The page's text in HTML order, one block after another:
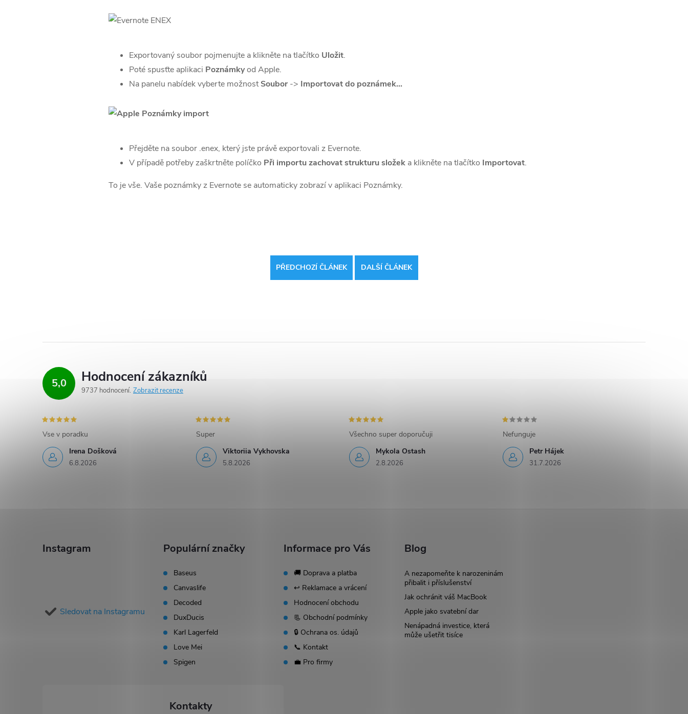
Exportovaný soubor pojmenujte a klikněte na tlačítko Uložit.
Poté spusťte aplikaci Poznámkyod Apple.
Na panelu nabídek vyberte možnostSoubor-> Importovat do poznámek...
Přejděte na soubor .enex, který jste právě exportovali z Evernote.
V případě potřeby zaškrtněte políčko Při importu zachovat strukturu složeka klikněte na tlačítko Importovat.
To je vše. Vaše poznámky z Evernote se automaticky zobrazí v aplikaci Poznámky.
PŘEDCHOZÍ ČLÁNEK DALŠÍ ČLÁNEK
5,0 Hodnocení zákazníků
9737 hodnocení Zobrazit recenze
Irena Došková
6.8.2026
Vse v poradku
Viktoriia Vykhovska
5.8.2026
Super
Mykola Ostash
2.8.2026
Všechno super doporučuji
Petr Hájek
31.7.2026
Nefunguje
Instagram
Sledovat na Instagramu
Populární značky
Baseus
Canvaslife
Decoded
DuxDucis
Karl Lagerfeld
Love Mei
Spigen
Informace pro Vás
🚚 Doprava a platba
↩️ Reklamace a vrácení
Hodnocení obchodu
📃 Obchodní podmínky
🔒 Ochrana os. údajů
📞 Kontakt
💼 Pro firmy
Blog
A nezapomeňte k narozeninám
přibalit i příslušenství
Jak ochránit váš MacBook
Apple jako svatební dar
Nenápadná investice, která
může ušetřit tisíce